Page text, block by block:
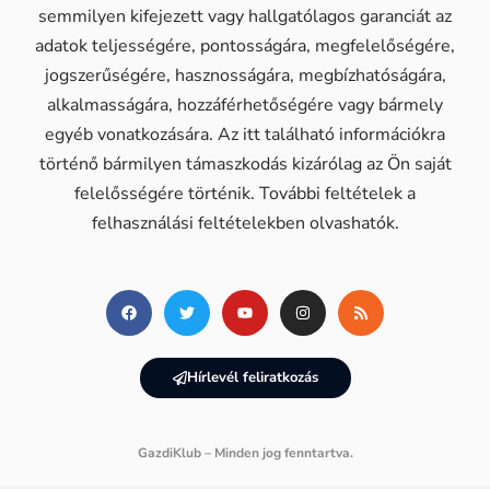
semmilyen kifejezett vagy hallgatólagos garanciát az
adatok teljességére, pontosságára, megfelelőségére,
jogszerűségére, hasznosságára, megbízhatóságára,
alkalmasságára, hozzáférhetőségére vagy bármely
egyéb vonatkozására. Az itt található információkra
történő bármilyen támaszkodás kizárólag az Ön saját
felelősségére történik. További feltételek a
felhasználási feltételekben olvashatók.
Hírlevél feliratkozás
GazdiKlub – Minden jog fenntartva.